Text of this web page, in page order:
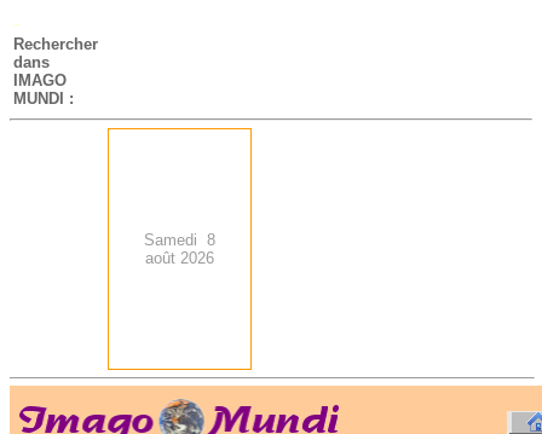
-
Rechercher
dans
IMAGO
MUNDI :
Samedi 8
août 2026
.